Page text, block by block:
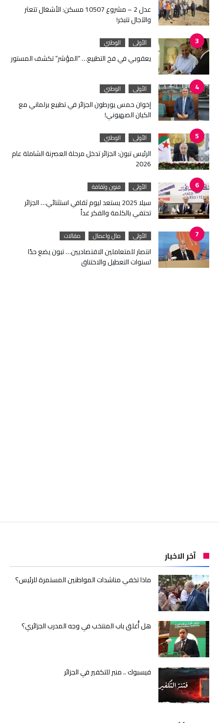
عدل 2 – مشروع 10507 مسكن: الأشغال تتعثر
والآجال تتبخر!
الأولى الوطني
يعقوبي في فخ التطبيع… “المؤشر” تكشف المستور
الأولى الوطني
إخوان حمس يورطون الجزائر في تطبيع برلماني مع
الكيان الصهيوني!
الأولى الوطني
الرئيس تبون: الجزائر تدخل مرحلة العصرنة الشاملة عام
2026
الأولى فنون وثقافة
سيلا 2025 يستعد ليوم ثقافي استثنائي… الجزائر
تحتفي بالكلمة والفكر غداً
الأولى مال واعمال مقالات
انتصار للمتعاملين الاقتصاديين… تبون يضع حدًا
لسنوات التعطيل والاختناق
آخر الاخبار
ماذا تخفي مناشدات المواطنين المستمرة للرئيس؟
هل أُغلق باب المنتخب في وجه المدرب الجزائري؟
فيسبوك .. منبر للتكفير في الجزائر